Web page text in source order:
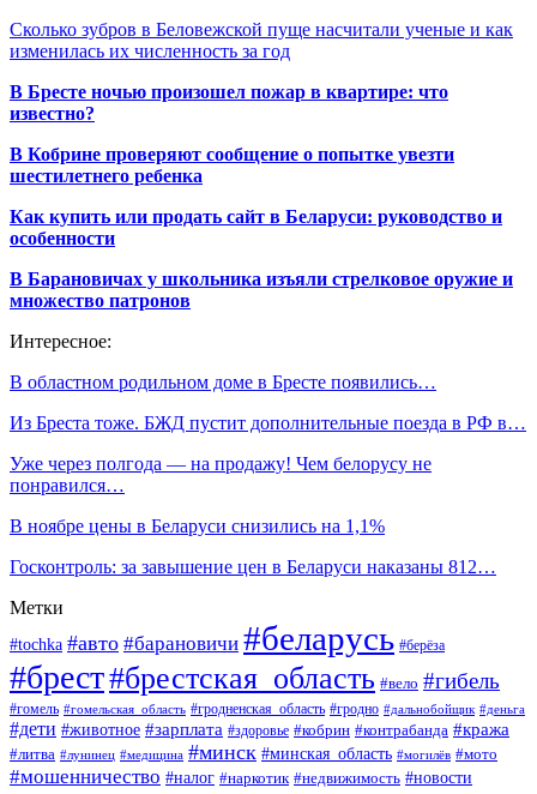
Сколько зубров в Беловежской пуще насчитали ученые и как
изменилась их численность за год
В Бресте ночью произошел пожар в квартире: что
известно?
В Кобрине проверяют сообщение о попытке увезти
шестилетнего ребенка
Как купить или продать сайт в Беларуси: руководство и
особенности
В Барановичах у школьника изъяли стрелковое оружие и
множество патронов
Интересное:
В областном родильном доме в Бресте появились…
Из Бреста тоже. БЖД пустит дополнительные поезда в РФ в…
Уже через полгода — на продажу! Чем белорусу не
понравился…
В ноябре цены в Беларуси снизились на 1,1%
Госконтроль: за завышение цен в Беларуси наказаны 812…
Метки
#tochka #авто #барановичи #беларусь #берёза
#брест#брестская_область #вело #гибель
#гомель #гомельская_область #гродненская_область #гродно #дальнобойщик #деньга
#дети #животное #зарплата #здоровье #кобрин #контрабанда #кража
#литва #лунинец #медицина #минск #минская_область #могилёв #мото
#мошенничество #налог #наркотик #недвижимость #новости